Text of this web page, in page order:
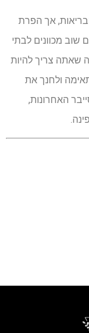
אך הפרת
שוב מכוונים לבתי
שאתה צריך להיות
ולחנך את
האחרונות,